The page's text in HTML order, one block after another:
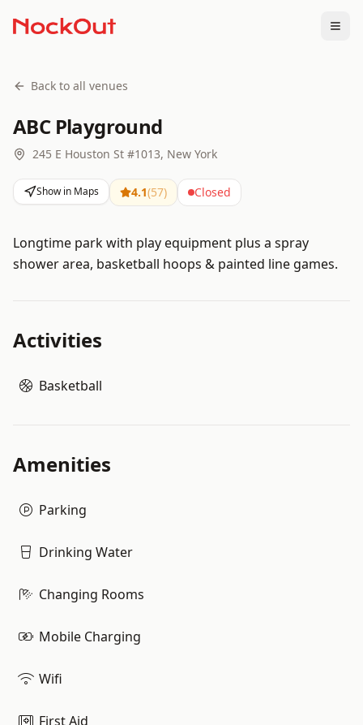
Back to all venues
ABC Playground
245 E Houston St #1013, New York
Show in Maps 4.1(57) Closed
Longtime park with play equipment plus a spray
shower area, basketball hoops & painted line games.
Activities
Basketball
Amenities
Parking
Drinking Water
Changing Rooms
Mobile Charging
Wifi
First Aid